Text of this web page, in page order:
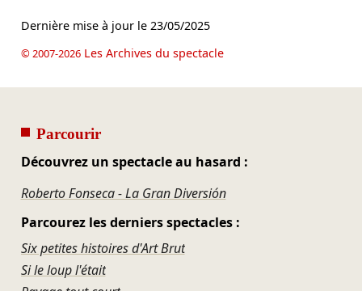
Dernière mise à jour le 23/05/2025
© 2007-2026Les Archives du spectacle
Parcourir
Découvrez un spectacle au hasard :
Roberto Fonseca - La Gran Diversión
Parcourez les derniers spectacles :
Six petites histoires d'Art Brut
Si le loup l'était